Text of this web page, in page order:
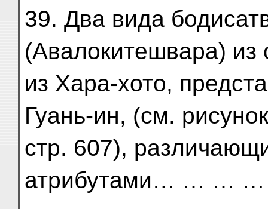
39. Два вида
(Авалокитешвара) из
из Хара-хото,
Гуань-ин, (см.
стр. 607),
атрибутами… … …